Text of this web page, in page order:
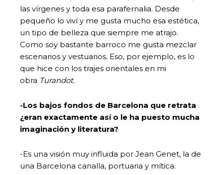
las vírgenes y toda esa parafernalia. Desde
pequeño lo viví y me gusta mucho esa estética,
un tipo de belleza que siempre me atrajo.
Como soy bastante barroco me gusta mezclar
escenarios y vestuarios. Eso, por ejemplo, es lo
que hice con los trajes orientales en mi
obra Turandot.
-Los bajos fondos de Barcelona que retrata
¿eran exactamente así o le ha puesto mucha
imaginación y literatura?
-Es una visión muy influida por Jean Genet, la de
una Barcelona canalla, portuaria y mítica.